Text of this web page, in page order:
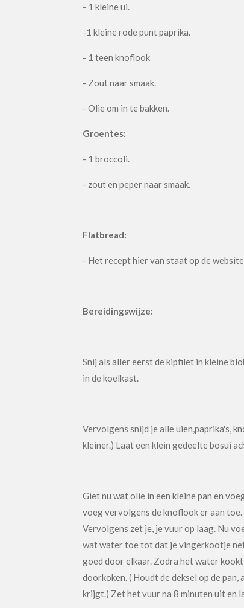
- 1 kleine ui.
-1 kleine rode punt paprika.
- 1 teen knoflook
- Zout naar smaak.
- Olie om in te bakken.
Groentes:
- 1 broccoli.
- zout en peper naar smaak.
Flatbread:
- Het recept hier van staat op de
Bereidingswijze:
Snij als aller eerst de kipfilet in kleine
in de koelkast.
Vervolgens snijd je alle uien,paprika's,
kleiner.) Laat een klein gedeelte bosui
Giet nu wat olie in een kleine pan en
voeg vervolgens de knoflook er aan
Vervolgens zet je, je vuur op laag. Nu
wat water toe tot dat je vingerkootje
goed door elkaar. Zodra het water
doorkoken. ( Houdt de deksel op de
krijgt.) Zet het vuur na 8 minuten uit en